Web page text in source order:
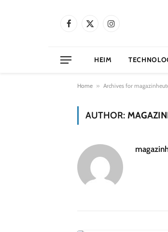
Facebook
X
Instagram
HEIM
Home » Archives for
AUTHOR: